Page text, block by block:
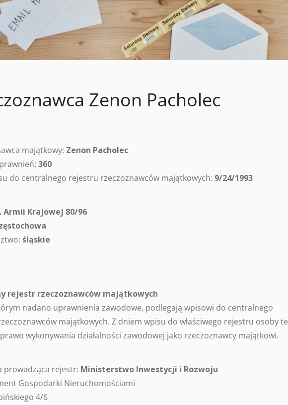
Zenon Pacholec
majątkowy: Zenon Pacholec
360
do centralnego rejestru rzeczoznawców majątkowych: 9/24/1993
Armii Krajowej 80/96
śląskie
rejestr rzeczoznawców majątkowych
nadano uprawnienia zawodowe, podlegają wpisowi do centralnego
majątkowych. Z dniem wpisu do właściwego rejestru osoby te
wykonywania działalności zawodowej jako rzeczoznawcy majątkowi.
prowadząca rejestr: Ministerstwo Inwestycji i Rozwoju
Gospodarki Nieruchomościami
4/6